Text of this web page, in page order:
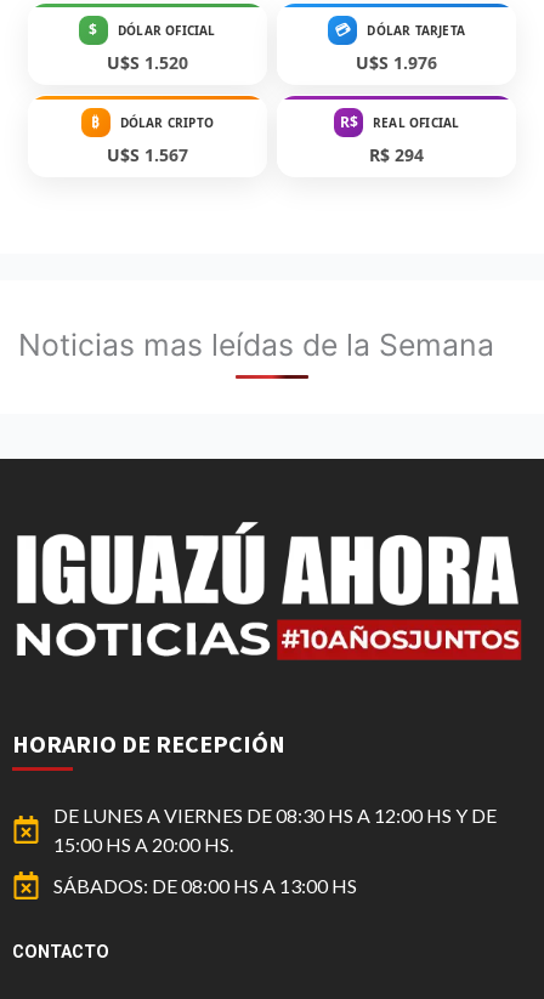
$ DÓLAR OFICIAL
U$S 1.520
💳 DÓLAR TARJETA
U$S 1.976
₿ DÓLAR CRIPTO
U$S 1.567
R$ REAL OFICIAL
R$ 294
Noticias mas leídas de la Semana
HORARIO DE RECEPCIÓN
DE LUNES A VIERNES DE 08:30 HS A 12:00 HS Y DE
15:00 HS A 20:00 HS.
SÁBADOS: DE 08:00 HS A 13:00 HS
CONTACTO